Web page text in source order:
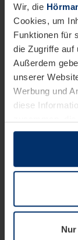
Wir, die
Cookies, um
Funktionen für
die Zugriffe auf
Außerdem
unserer
Werbung und
diese
sie im Rahmen
wenn diese für
notwendig
wir Ihre